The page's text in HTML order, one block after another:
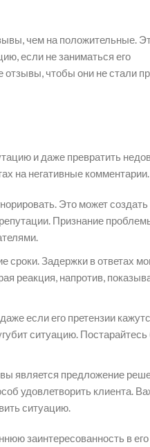
чем на положительные.
если не заниматься его
отзывы, чтобы они не стали
и даже превратить
на негативные комментарии.
Это может создать
Признание
сроки. Задержки в ответах
реакция, напротив,
если его претензии
ситуацию.
является предложение
удовлетворить клиента.
ситуацию.
заинтересованность в его